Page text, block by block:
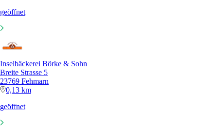
geöffnet
Inselbäckerei Börke & Sohn
Breite Strasse 5
23769 Fehmarn
0,13 km
geöffnet